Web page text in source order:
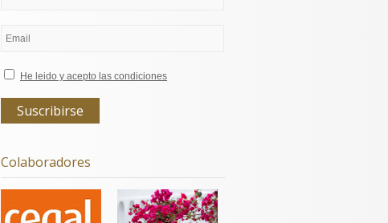
He leido y acepto las condiciones
Colaboradores